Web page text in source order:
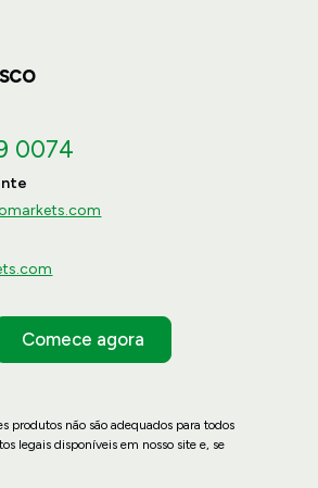
0074
Comece agora
produtos não são adequados para todos
legais disponíveis em nosso site e, se